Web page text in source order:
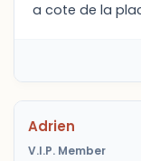
a cote de la
Adrien
V.I.P. Member